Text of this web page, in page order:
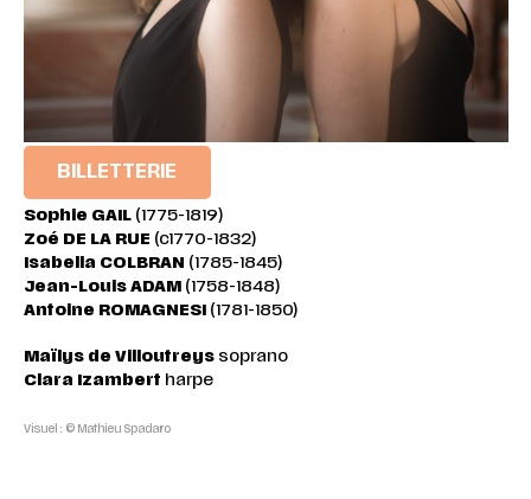
BILLETTERIE
Sophie GAIL(1775-1819)
Zoé DE LA RUE (c1770-1832)
Isabella COLBRAN (1785-1845)
Jean-Louis ADAM(1758-1848)
Antoine ROMAGNESI(1781-1850)
Maïlys de Villoutreys soprano
Clara Izambert harpe
Visuel : © Mathieu Spadaro